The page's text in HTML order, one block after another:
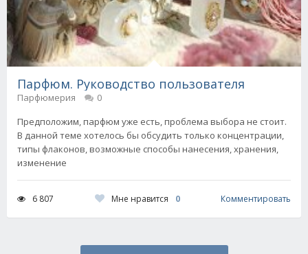
Парфюм. Руководство пользователя
Парфюмерия
0
Предположим, парфюм уже есть, проблема выбора не стоит.
В данной теме хотелось бы обсудить только концентрации,
типы флаконов, возможные способы нанесения, хранения,
изменение
6 807 Мне нравится 0 Комментировать